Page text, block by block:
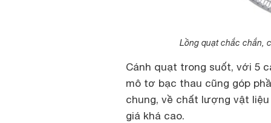
Lồng quạt chắc chắn,
Cánh quạt trong suốt, với 5
mô tơ bạc thau cũng góp
chung, về chất lượng vật
giá khá cao.